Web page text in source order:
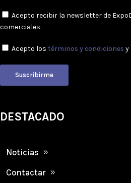
Acepto recibir la newsletter de
comerciales.
Acepto los términos y condiciones y
Suscribirme
DESTACADO
Noticias
Contactar